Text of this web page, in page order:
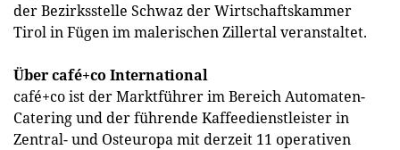
der Bezirksstelle Schwaz der Wirtschaftskammer
Tirol in Fügen im malerischen Zillertal veranstaltet.
Über café+co International
café+co ist der Marktführer im Bereich Automaten-
Catering und der führende Kaffeedienstleister in
Zentral- und Osteuropa mit derzeit 11 operativen